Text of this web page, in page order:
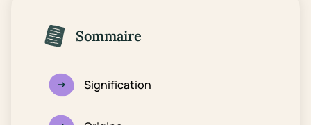
Sommaire
Signification